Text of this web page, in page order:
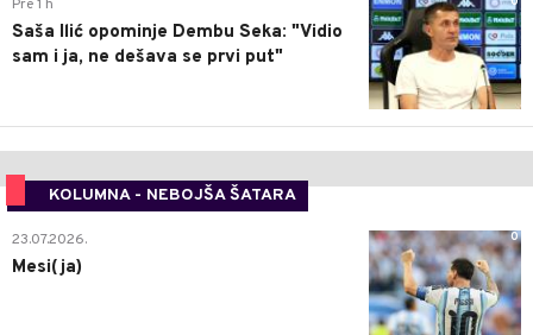
Pre 1 h
Saša Ilić opominje Dembu Seka: "Vidio
sam i ja, ne dešava se prvi put"
KOLUMNA - NEBOJŠA ŠATARA
0
23.07.2026.
Mesi(ja)